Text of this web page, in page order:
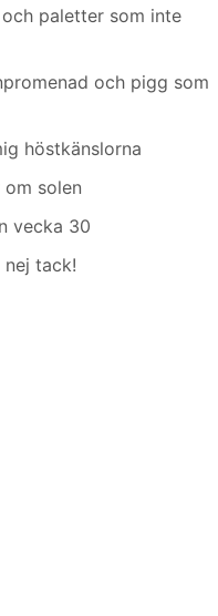
paletter som inte
och pigg som
höstkänslorna
solen
vecka 30
tack!